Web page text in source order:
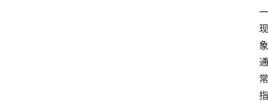
一
现
象
通
常
指